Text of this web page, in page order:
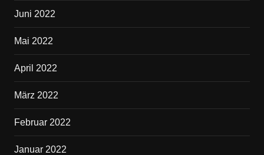
Juni 2022
Mai 2022
April 2022
März 2022
Februar 2022
Januar 2022